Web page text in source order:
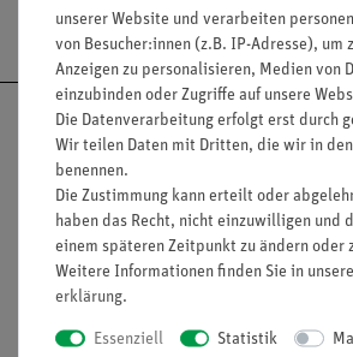
Versandkostenfrei ab
Nach oben
Informationen
unserer Website und verarbeiten
von Besucher:innen (z.B. IP-Adresse), um
Anzeigen zu personalisieren, Medien von
einzubinden oder Zugriffe auf unsere
Die Datenverarbeitung erfolgt erst durch
Wir teilen Daten mit Dritten, die wir in
benennen.
Die Zustimmung kann erteilt oder
haben das Recht, nicht einzuwilligen und
einem späteren Zeitpunkt zu ändern oder
Weitere Informationen finden Sie in
erklärung.
Essenziell Statistik